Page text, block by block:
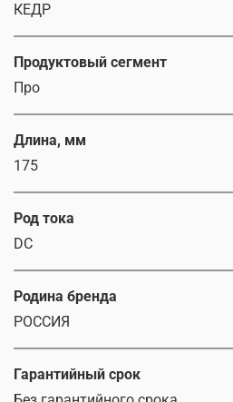
КЕДР
Продуктовый сегмент
Про
Длина, мм
175
Род тока
DC
Родина бренда
РОССИЯ
Гарантийный срок